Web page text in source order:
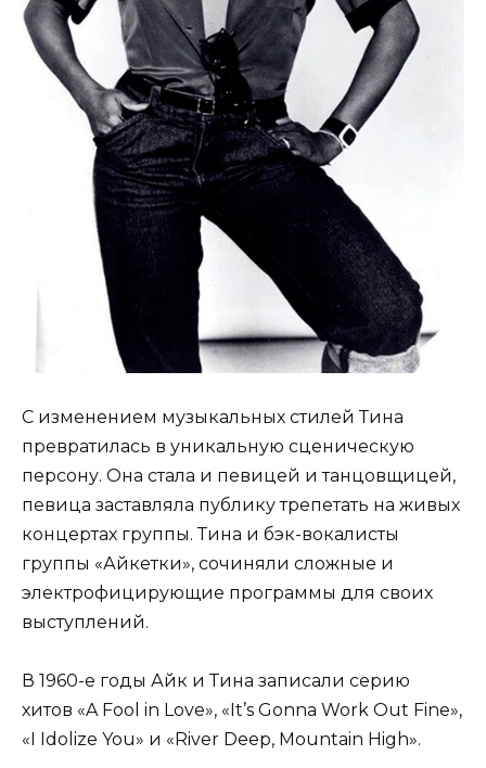
С изменением музыкальных стилей Тина
превратилась в уникальную сценическую
персону. Она стала и певицей и танцовщицей,
певица заставляла публику трепетать на живых
концертах группы. Тина и бэк-вокалисты
группы «Айкетки», сочиняли сложные и
электрофицирующие программы для своих
выступлений.
В 1960-е годы Айк и Тина записали серию
хитов «A Fool in Love», «It’s Gonna Work Out Fine»,
«I Idolize You» и «River Deep, Mountain High».